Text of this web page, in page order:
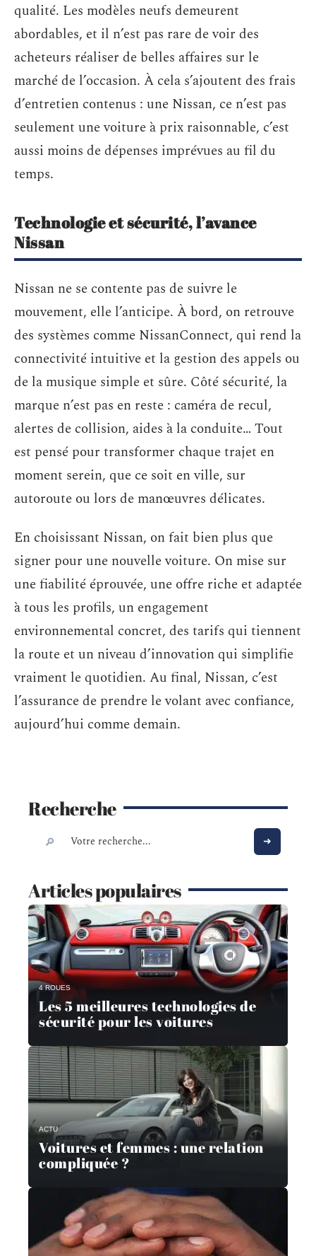
qualité. Les modèles neufs demeurent
abordables, et il n’est pas rare de voir des
acheteurs réaliser de belles affaires sur le
marché de l’occasion. À cela s’ajoutent des frais
d’entretien contenus : une Nissan, ce n’est pas
seulement une voiture à prix raisonnable, c’est
aussi moins de dépenses imprévues au fil du
temps.
Technologie et sécurité, l’avance
Nissan
Nissan ne se contente pas de suivre le
mouvement, elle l’anticipe. À bord, on retrouve
des systèmes comme NissanConnect, qui rend la
connectivité intuitive et la gestion des appels ou
de la musique simple et sûre. Côté sécurité, la
marque n’est pas en reste : caméra de recul,
alertes de collision, aides à la conduite… Tout
est pensé pour transformer chaque trajet en
moment serein, que ce soit en ville, sur
autoroute ou lors de manœuvres délicates.
En choisissant Nissan, on fait bien plus que
signer pour une nouvelle voiture. On mise sur
une fiabilité éprouvée, une offre riche et adaptée
à tous les profils, un engagement
environnemental concret, des tarifs qui tiennent
la route et un niveau d’innovation qui simplifie
vraiment le quotidien. Au final, Nissan, c’est
l’assurance de prendre le volant avec confiance,
aujourd’hui comme demain.
Recherche
Articles populaires
4 ROUES
Les 5 meilleures technologies de
sécurité pour les voitures
ACTU
Voitures et femmes : une relation
compliquée ?